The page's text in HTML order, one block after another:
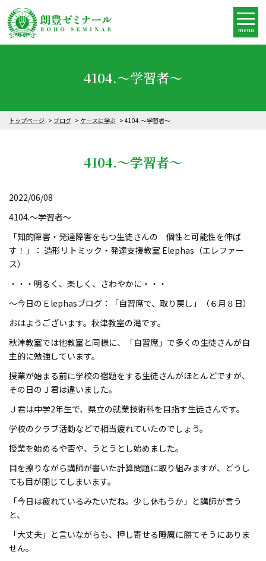
menu
4104.～学習者～
トップページ ブログ ケースに学ぶ 4104.～学習者～
4104.～学習者～
2022/06/08
4104.～学習者～
「知的障害・発達障害をもつ生徒さんの 個性と可能性を伸ば
す！」： 造形リトミック・発達支援教室 Elephas（エレファー
ス）
・・・明るく、楽しく、さわやかに・・・
～今日のＥlephasブログ：「自習席で、取り戻し」（６月８日）
おはようございます。秋津教室の滝です。
秋津教室では他教室と同様に、「自習席」で多くの生徒さんが自
主的に勉強しています。
授業が始まる前に学校の宿題をする生徒さんがほとんどですが、
その日のＪ君は違いました。
Ｊ君は中学2年生で、県立の就業技術科を目指す生徒さんです。
学校のクラブ活動などで相当疲れていたのでしょう。
授業を始めるや否や、うとうとし始めました。
目を擦りながら講師が書いた計算問題に取り組みますが、どうし
ても目が閉じてしまいます。
「今日は疲れているみたいだね。少し休もうか」と講師が言う
と、
「大丈夫」と言いながらも、押し寄せる睡魔に勝てそうにありま
せん。